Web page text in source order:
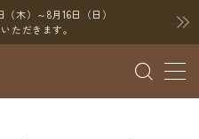
木）～8月16日（日）
ただきます。